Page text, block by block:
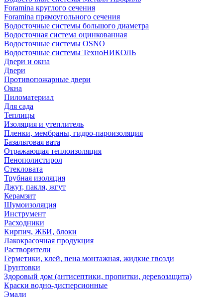
Foramina круглого сечения
Foramina прямоугольного сечения
Водосточные системы большого диаметра
Водосточная система оцинкованная
Водосточные системы OSNO
Водосточные системы ТехноНИКОЛЬ
Двери и окна
Двери
Противопожарные двери
Окна
Пиломатериал
Для сада
Теплицы
Изоляция и утеплитель
Пленки, мембраны, гидро-пароизоляция
Базальтовая вата
Отражающая теплоизоляция
Пенополистирол
Стекловата
Трубная изоляция
Джут, пакля, жгут
Керамзит
Шумоизоляция
Инструмент
Расходники
Кирпич, ЖБИ, блоки
Лакокрасочная продукция
Растворители
Герметики, клей, пена монтажная, жидкие гвозди
Грунтовки
Здоровый дом (антисептики, пропитки, деревозащита)
Краски водно-дисперсионные
Эмали